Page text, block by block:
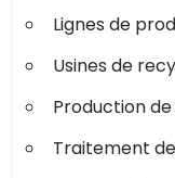
Lignes de
Usines de
Production
Traitement